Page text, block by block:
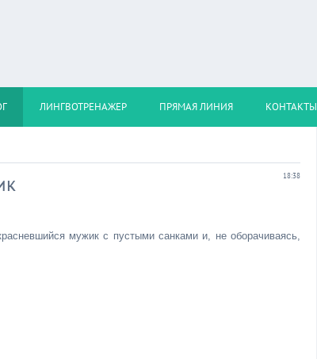
ЛИНГВОТРЕНАЖЕР ПРЯМАЯ ЛИНИЯ КОНТАКТЫ
18:38
мужик с пустыми санками и, не оборачиваясь,